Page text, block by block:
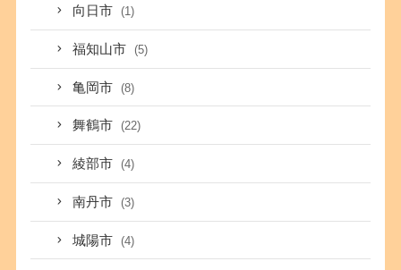
向日市 (1)
福知山市 (5)
亀岡市 (8)
舞鶴市 (22)
綾部市 (4)
南丹市 (3)
城陽市 (4)